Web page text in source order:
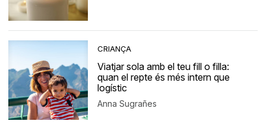
CRIANÇA
Viatjar sola amb el teu fill o filla:
quan el repte és més intern que
logístic
Anna Sugrañes